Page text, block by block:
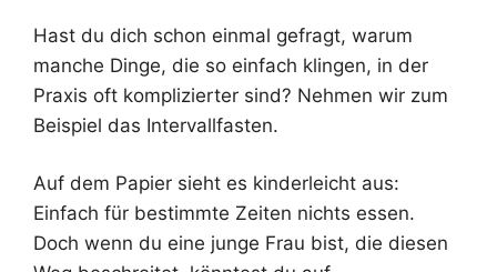
Hast du dich schon einmal gefragt, warum
manche Dinge, die so einfach klingen, in der
Praxis oft komplizierter sind? Nehmen wir zum
Beispiel das Intervallfasten.
Auf dem Papier sieht es kinderleicht aus:
Einfach für bestimmte Zeiten nichts essen.
Doch wenn du eine junge Frau bist, die diesen